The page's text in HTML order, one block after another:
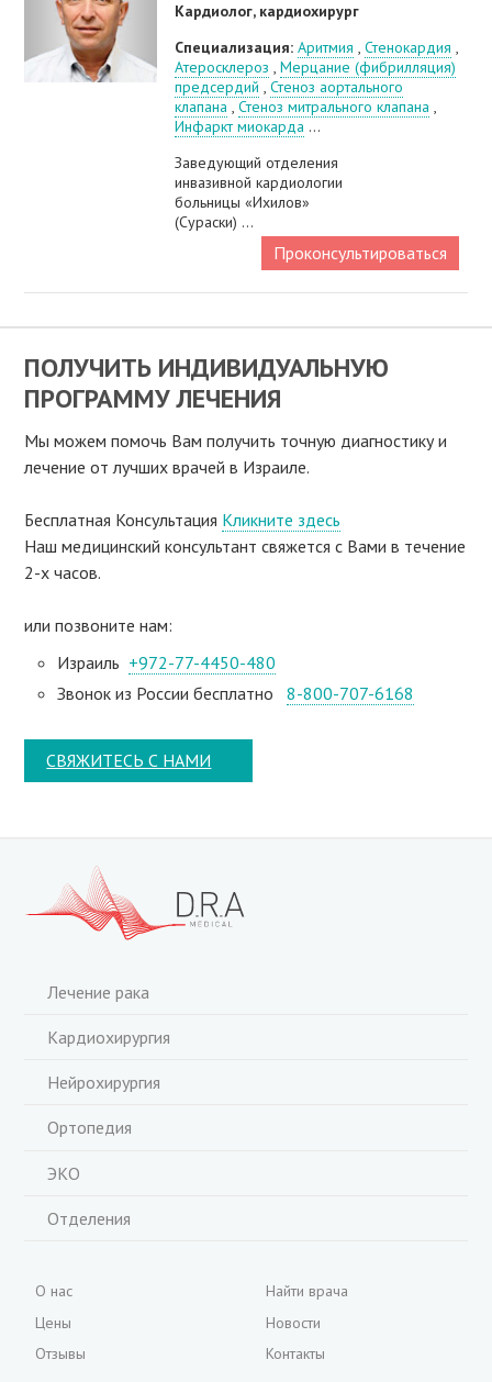
Кардиолог, кардиохирург
Специализация:Аритмия ,Стенокардия ,
Атеросклероз ,Мерцание (фибрилляция)
предсердий ,Стеноз аортального
клапана ,Стеноз митрального клапана ,
Инфаркт миокарда ...
Заведующий отделения
инвазивной кардиологии
больницы «Ихилов»
(Сураски) ...
Проконсультироваться
ПОЛУЧИТЬ ИНДИВИДУАЛЬНУЮ
ПРОГРАММУ ЛЕЧЕНИЯ
Мы можем помочь Вам получить точную диагностику и
лечение от лучших врачей в Израиле.
Бесплатная Консультация Кликните здесь
Наш медицинский консультант свяжeтся с Вами в течение
2-х часов.
или позвоните нам:
Израиль +972-77-4450-480
Звонок из России бесплатно8-800-707-6168
СВЯЖИТЕСЬ С НАМИ
Лечение рака
Кардиохирургия
Нейрохирургия
Ортопедия
ЭКО
Отделения
О нас
Цены
Отзывы
Найти врача
Новости
Контакты